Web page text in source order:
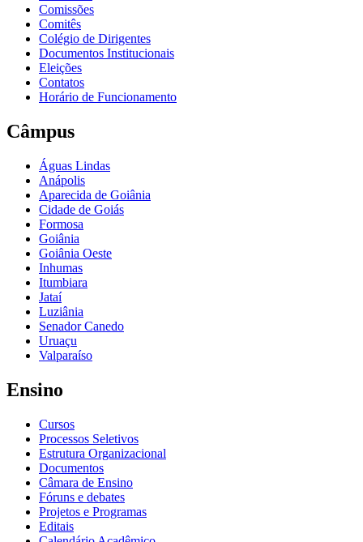
Comissões
Comitês
Colégio de Dirigentes
Documentos Institucionais
Eleições
Contatos
Horário de Funcionamento
Câmpus
Águas Lindas
Anápolis
Aparecida de Goiânia
Cidade de Goiás
Formosa
Goiânia
Goiânia Oeste
Inhumas
Itumbiara
Jataí
Luziânia
Senador Canedo
Uruaçu
Valparaíso
Ensino
Cursos
Processos Seletivos
Estrutura Organizacional
Documentos
Câmara de Ensino
Fóruns e debates
Projetos e Programas
Editais